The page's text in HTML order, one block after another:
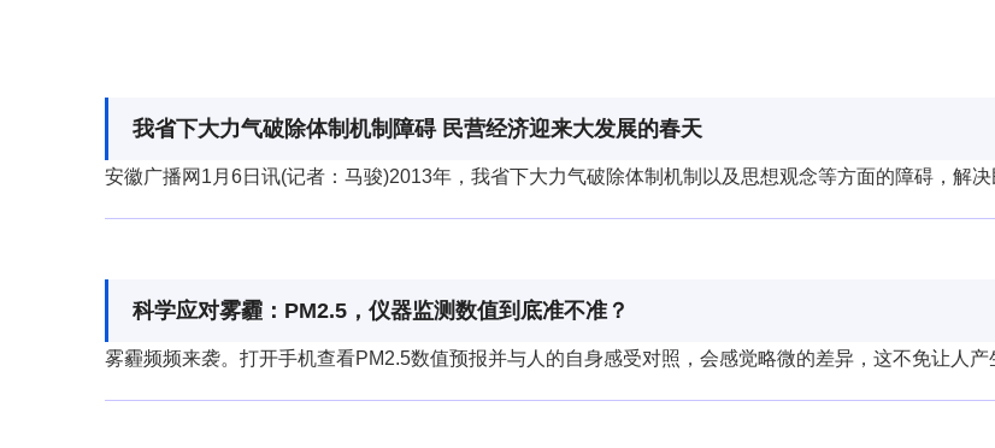
我省下大力气破除体制机制障碍 民营经济迎来大发展的春天
安徽广播网1月6日讯(记者：马骏)2013年，我省下大力气破除体制机制以及思想观念等方面的障碍，解
科学应对雾霾：PM2.5，仪器监测数值到底准不准？
雾霾频频来袭。打开手机查看PM2.5数值预报并与人的自身感受对照，会感觉略微的差异，这不免让人产